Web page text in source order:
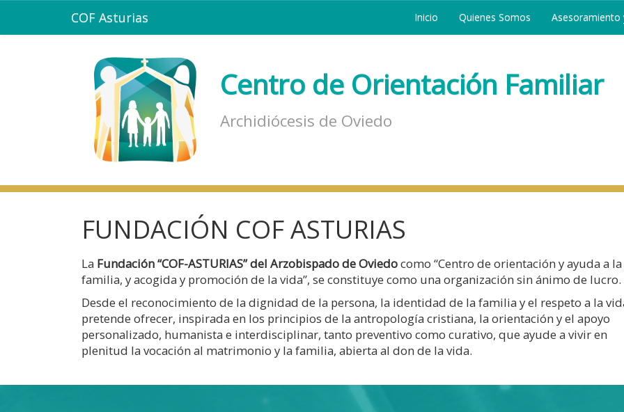
COF Asturias Inicio Quienes Somos Asesoramiento
Centro de Orientación Familiar
Archidiócesis de Oviedo
FUNDACIÓN COF ASTURIAS
La Fundación “COF-ASTURIAS” del Arzobispado de Oviedocomo “Centro de orientación y ayuda a la
familia, y acogida y promoción de la vida”, se constituye como una organización sin ánimo de lucro.
Desde el reconocimiento de la dignidad de la persona, la identidad de la familia y el respeto a la
pretende ofrecer, inspirada en los principios de la antropología cristiana, la orientación y el apoyo
personalizado, humanista e interdisciplinar, tanto preventivo como curativo, que ayude a vivir en
plenitud la vocación al matrimonio y la familia, abierta al don de la vida.